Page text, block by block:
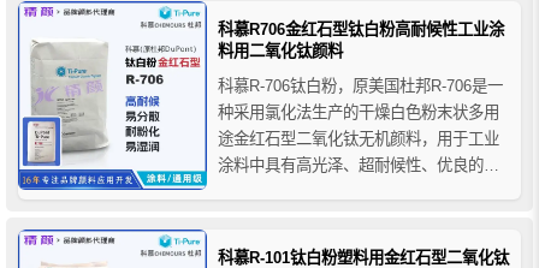
性能对于室外PVC产品尤为重要，其优异
的性能使颜色调配工作变得十分轻松。
科慕R706金红石型钛白粉高耐候性工业涂
料用二氧化钛颜料
科慕R-706钛白粉，原美国杜邦R-706是一
种采用氯化法生产的干燥白色粉末状多用
途金红石型二氧化钛无机颜料，用于工业
涂料中具有高光泽、超耐候性、优良的分
多用途工业用颜料。
科慕R-101钛白粉塑料用金红石型二氧化钛